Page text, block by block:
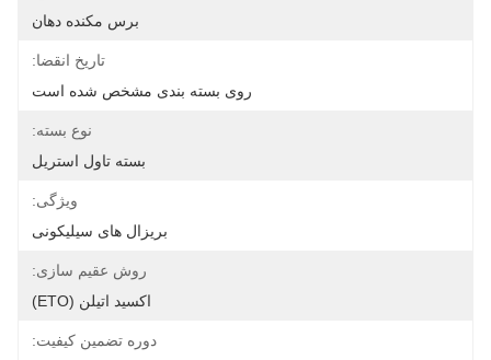
برس مکنده دهان
تاریخ انقضا:
روی بسته بندی مشخص شده است
نوع بسته:
بسته تاول استریل
ویژگی:
بریزال های سیلیکونی
روش عقیم سازی:
اکسید اتیلن (ETO)
دوره تضمین کیفیت: